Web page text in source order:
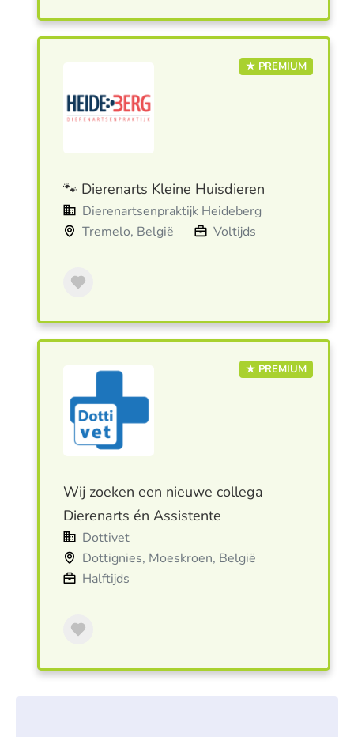
★ PREMIUM
🐾 Dierenarts Kleine Huisdieren
Dierenartsenpraktijk Heideberg
Tremelo, België
Voltijds
★ PREMIUM
Wij zoeken een nieuwe collega
Dierenarts én Assistente
Dottivet
Dottignies, Moeskroen, België
Halftijds